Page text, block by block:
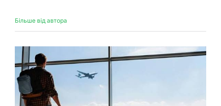
Більше від автора